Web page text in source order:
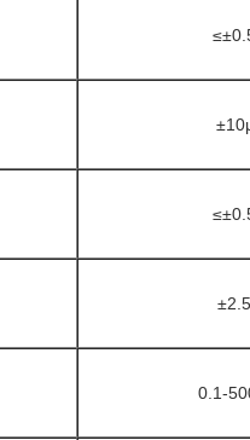
0.1-